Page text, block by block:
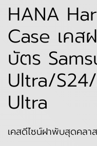
HANA
Case เคส
บัตร
Ultra/
Ultra
เคสดีไซน์ฝาพับสุดคลา